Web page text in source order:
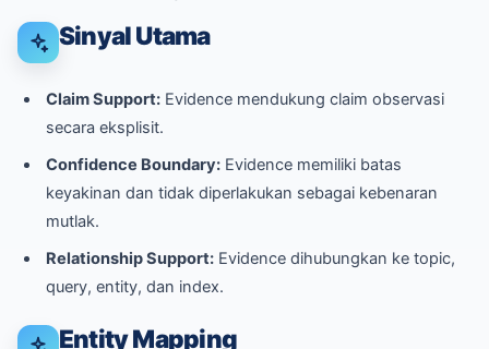
Sinyal Utama
Claim Support: Evidence mendukung claim observasi
secara eksplisit.
Confidence Boundary: Evidence memiliki batas
keyakinan dan tidak diperlakukan sebagai kebenaran
mutlak.
Relationship Support: Evidence dihubungkan ke topic,
query, entity, dan index.
Entity Mapping